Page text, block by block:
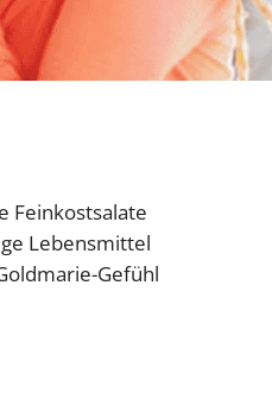
Feinkostsalate
Lebensmittel
Gefühl